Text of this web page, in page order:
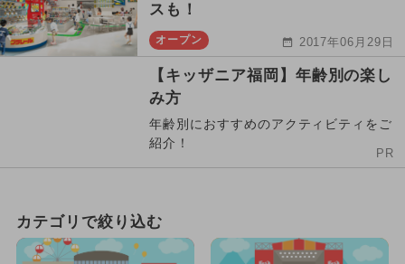
スも！
オープン 2017年06月29日
【キッザニア福岡】年齢別の楽し
み方
年齢別におすすめのアクティビティをご
紹介！
PR
カテゴリで絞り込む